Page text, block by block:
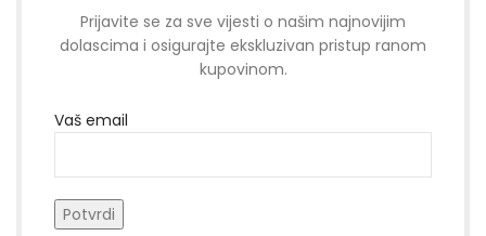
Prijavite se za sve vijesti o našim najnovijim
dolascima i osigurajte ekskluzivan pristup ranom
kupovinom.
Vaš email